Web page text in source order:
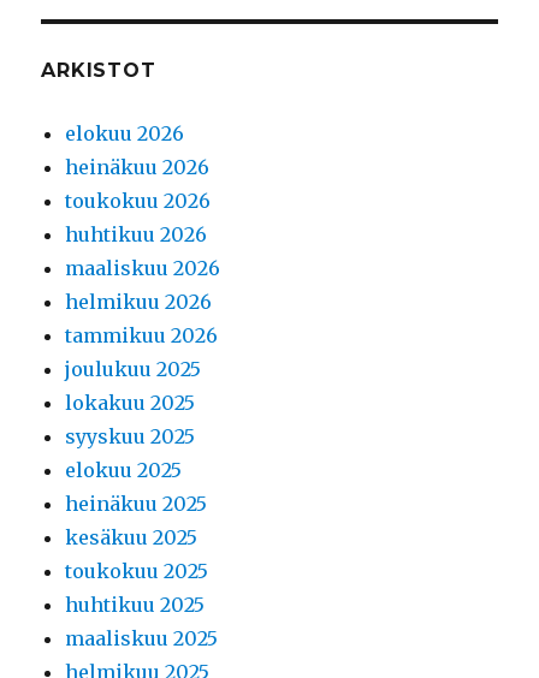
ARKISTOT
elokuu 2026
heinäkuu 2026
toukokuu 2026
huhtikuu 2026
maaliskuu 2026
helmikuu 2026
tammikuu 2026
joulukuu 2025
lokakuu 2025
syyskuu 2025
elokuu 2025
heinäkuu 2025
kesäkuu 2025
toukokuu 2025
huhtikuu 2025
maaliskuu 2025
helmikuu 2025